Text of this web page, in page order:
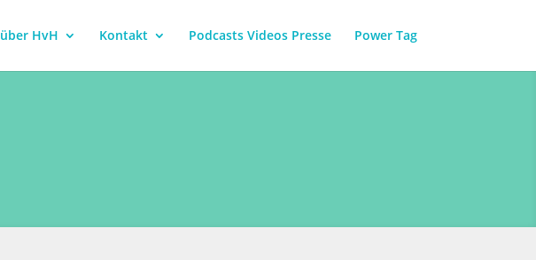
über HvH Kontakt Podcasts Videos Presse Power Tag